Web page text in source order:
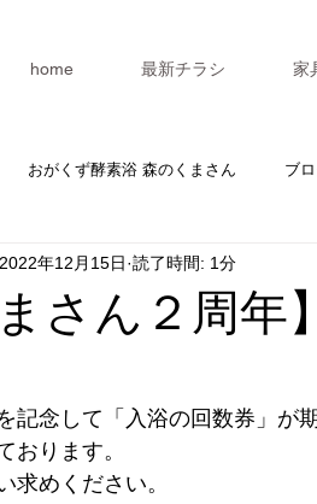
home 最新チラシ 家
おがくず酵素浴 森のくまさん ブ
カレンダー マスターV3
さん２周年
2022年12月15日 読了時間: 1分
記念して「入浴の回数券」が
おります。
求めください。